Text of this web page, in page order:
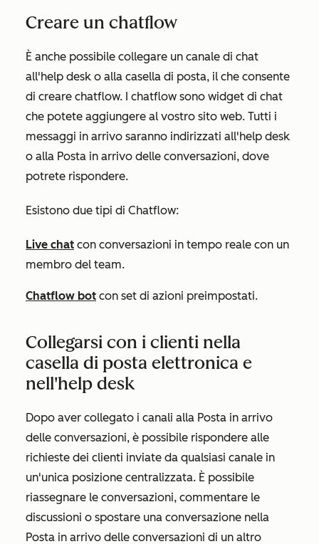
Creare un chatflow
È anche possibile collegare un canale di chat
all'help desk o alla casella di posta, il che consente
di creare chatflow. I chatflow sono widget di chat
che potete aggiungere al vostro sito web. Tutti i
messaggi in arrivo saranno indirizzati all'help desk
o alla Posta in arrivo delle conversazioni, dove
potrete rispondere.
Esistono due tipi di Chatflow:
Live chat con conversazioni in tempo reale con un
membro del team.
Chatflow bot con set di azioni preimpostati.
Collegarsi con i clienti nella
casella di posta elettronica e
nell'help desk
Dopo aver collegato i canali alla Posta in arrivo
delle conversazioni, è possibile rispondere alle
richieste dei clienti inviate da qualsiasi canale in
un'unica posizione centralizzata. È possibile
riassegnare le conversazioni, commentare le
discussioni o spostare una conversazione nella
Posta in arrivo delle conversazioni di un altro